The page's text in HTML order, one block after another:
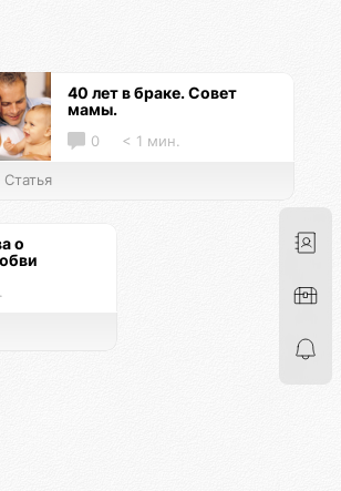
40 лет в браке. Совет
мамы.
0 < 1 мин.
Статья
о